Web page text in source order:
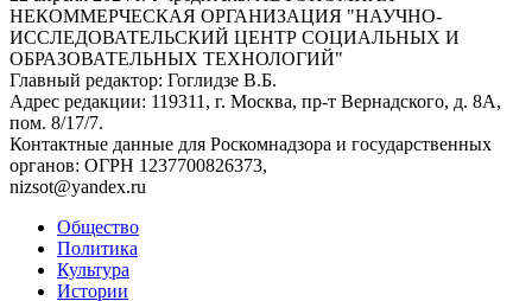
НЕКОММЕРЧЕСКАЯ ОРГАНИЗАЦИЯ "НАУЧНО-
ИССЛЕДОВАТЕЛЬСКИЙ ЦЕНТР СОЦИАЛЬНЫХ И
ОБРАЗОВАТЕЛЬНЫХ ТЕХНОЛОГИЙ"
Главный редактор: Гоглидзе В.Б.
Адрес редакции: 119311, г. Москва, пр-т Вернадского, д. 8А,
пом. 8/17/7.
Контактные данные для Роскомнадзора и государственных
органов: ОГРН 1237700826373,
nizsot@yandex.ru
Общество
Политика
Культура
Истории